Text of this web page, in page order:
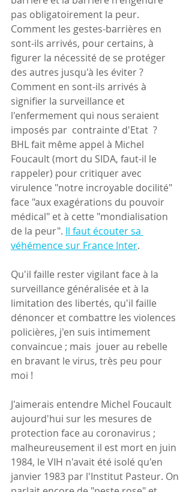
pas obligatoirement la peur.
Comment les gestes-barrières en
sont-ils arrivés, pour certains, à
figurer la nécessité de se protéger
des autres jusqu'à les éviter ?
Comment en sont-ils arrivés à
signifier la surveillance et
l'enfermement qui nous seraient
imposés par  contrainte d'Etat  ?
BHL fait même appel à Michel
Foucault (mort du SIDA, faut-il le
rappeler) pour critiquer avec
virulence "notre incroyable docilité"
face "aux exagérations du pouvoir
médical" et à cette "mondialisation
de la peur". Il faut écouter sa
véhémence sur France Inter.
Qu'il faille rester vigilant face à la
surveillance généralisée et à la
limitation des libertés, qu'il faille
dénoncer et combattre les violences
policières, j'en suis intimement
convaincue ; mais  jouer au rebelle
en bravant le virus, très peu pour
moi !
J'aimerais entendre Michel Foucault
aujourd'hui sur les mesures de
protection face au coronavirus ;
malheureusement il est mort en juin
1984, le VIH n'avait été isolé qu'en
janvier 1983 par l'Institut Pasteur. On